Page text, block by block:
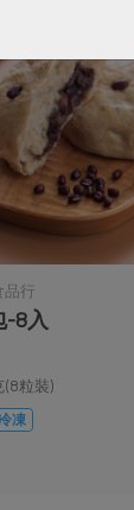
品行
-8入
粒裝)
凍